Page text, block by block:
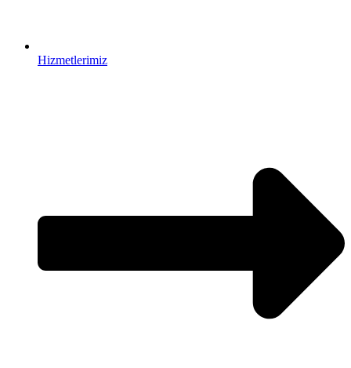
Hizmetlerimiz